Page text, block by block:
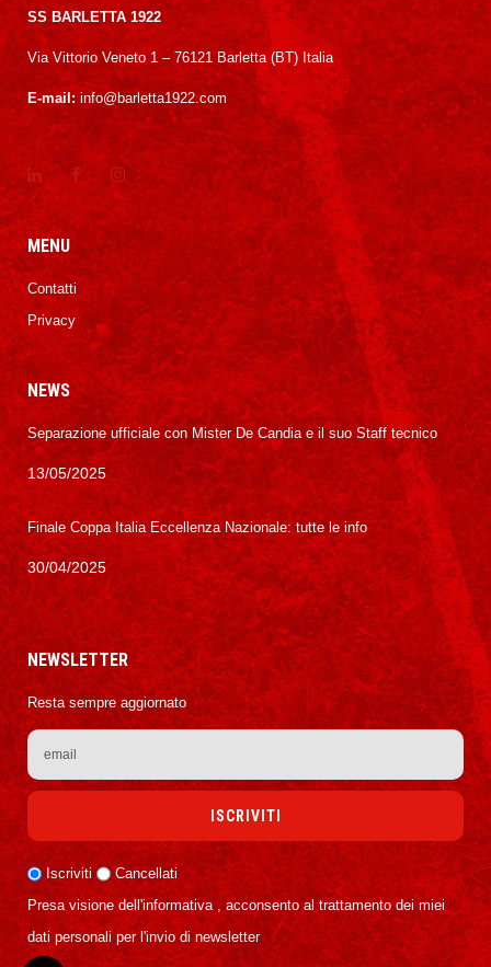
SS BARLETTA 1922
Via Vittorio Veneto 1 – 76121 Barletta (BT) Italia
E-mail: info@barletta1922.com
MENU
Contatti
Privacy
NEWS
Separazione ufficiale con Mister De Candia e il suo Staff tecnico
13/05/2025
Finale Coppa Italia Eccellenza Nazionale: tutte le info
30/04/2025
NEWSLETTER
Resta sempre aggiornato
Iscriviti
Cancellati
Presa visione dell'informativa , acconsento al trattamento dei miei
dati personali per l'invio di newsletter